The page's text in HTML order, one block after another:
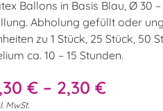
Ballons in Basis Blau, Ø 30
Abholung gefüllt oder
zu 1 Stück, 25 Stück, 50
ca. 10 – 15 Stunden.
€ – 2,30 €
MwSt.